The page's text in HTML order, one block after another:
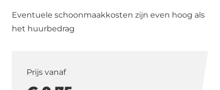
Eventuele schoonmaakkosten zijn even hoog als
het huurbedrag
Prijs vanaf